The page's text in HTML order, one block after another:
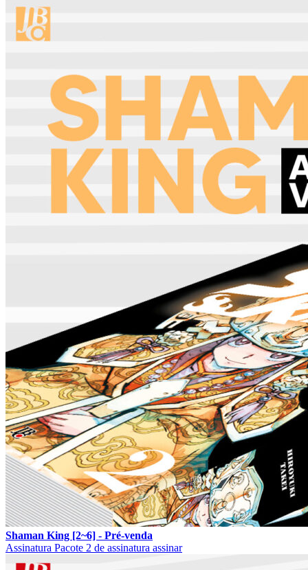
Shaman King [2~6] - Pré-venda
Assinatura Pacote 2 de assinatura assinar